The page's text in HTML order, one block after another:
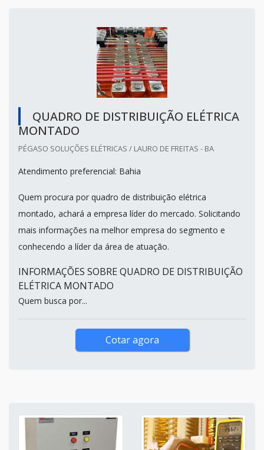
QUADRO DE DISTRIBUIÇÃO ELÉTRICA
MONTADO
PÉGASO SOLUÇÕES ELÉTRICAS / LAURO DE FREITAS - BA
Atendimento preferencial: Bahia
Quem procura por quadro de distribuição elétrica
montado, achará a empresa líder do mercado. Solicitando
mais informações na melhor empresa do segmento e
conhecendo a líder da área de atuação.
INFORMAÇÕES SOBRE QUADRO DE DISTRIBUIÇÃO
ELÉTRICA MONTADO
Quem busca por...
Cotar agora